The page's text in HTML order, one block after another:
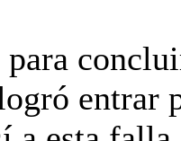
para
entrar